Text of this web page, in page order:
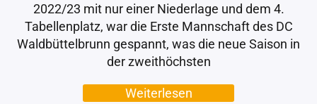
2022/23 mit nur einer Niederlage und dem 4.
Tabellenplatz, war die Erste Mannschaft des DC
Waldbüttelbrunn gespannt, was die neue Saison in
der zweithöchsten
Weiterlesen